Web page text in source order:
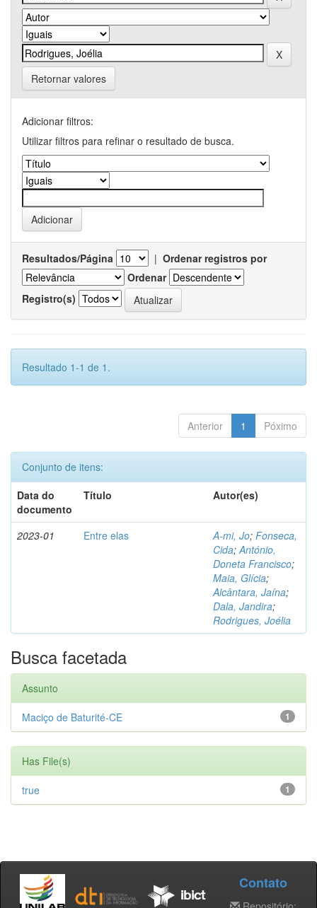
Retornar valores
Adicionar filtros:
Utilizar filtros para refinar o resultado de busca.
Resultados/Página | Ordenar registros por
Ordenar
Registro(s)
Resultado 1-1 de 1.
Anterior 1 Póximo
Conjunto de itens:
Data do
documento
Título Autor(es)
2023-01 Entre elas A-mi, Jo; Fonseca,
Cida;António,
Doneta Francisco;
Maia, Glícia;
Alcântara, Jaína;
Dala, Jandira;
Rodrigues, Joélia
Busca facetada
Assunto
1
Maciço de Baturité-CE
Has File(s)
1
true
Contato